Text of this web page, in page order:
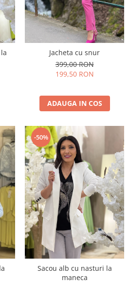
Jacheta cu snur
399,00 RON
199,50 RON
ADAUGA IN COS
-50%
Sacou alb cu nasturi la
maneca